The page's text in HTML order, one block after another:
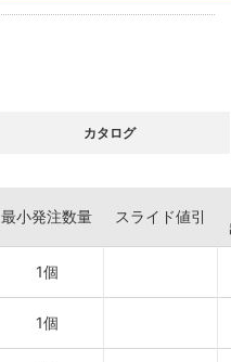
カタログ
最小発注数量 スライド値引
1個
1個